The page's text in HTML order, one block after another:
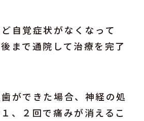
自覚症状がなくなって
まで通院して治療を完了
ができた場合、神経の処
、２回で痛みが消えるこ